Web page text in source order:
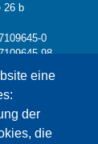
eine
der
die
26 b
0
98